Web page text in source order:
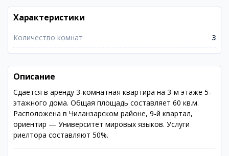
Характеристики
Количество комнат 3
Описание
Сдается в аренду 3-комнатная квартира на 3-м этаже 5-
этажного дома. Общая площадь составляет 60 кв.м.
Расположена в Чиланзарском районе, 9-й квартал,
ориентир — Университет мировых языков. Услуги
риелтора составляют 50%.